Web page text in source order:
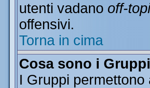
utenti vadano off-
offensivi.
Torna in cima
Cosa sono i
I Gruppi